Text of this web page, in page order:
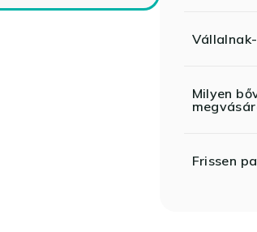
Milyen
Frissen